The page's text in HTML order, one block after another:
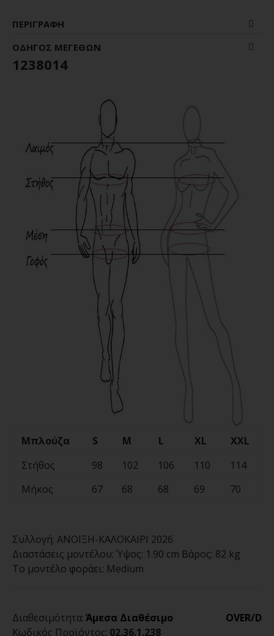
ΠΕΡΙΓΡΑΦΉ
ΟΔΗΓΌΣ ΜΕΓΕΘΏΝ
1238014
Μπλούζα S M L XL
XXL
Στήθος
98 102 106 110
114
Μήκος
67 68 68 69 70
Συλλογή: ΑΝΟΙΞΗ-ΚΑΛΟΚΑΙΡΙ 2026
Διαστάσεις μοντέλου: Ύψος: 1.90 cm Βάρος: 82 kg
Το μοντέλο φοράει: Medium
Διαθεσιμότητα:Άμεσα Διαθέσιμο
Κωδικός Προϊόντος: 02.36.1.238
OVER/D